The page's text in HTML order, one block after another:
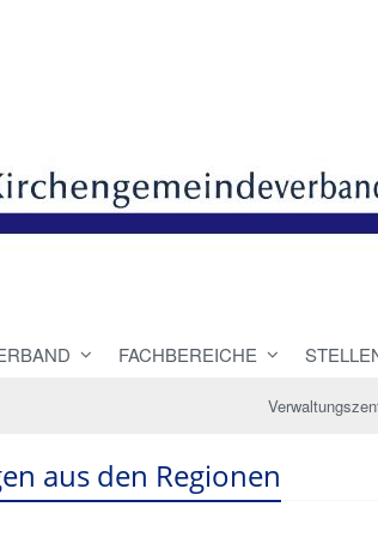
FACHBEREICHE
aus den Regionen